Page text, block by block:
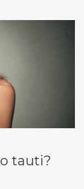
tauti?